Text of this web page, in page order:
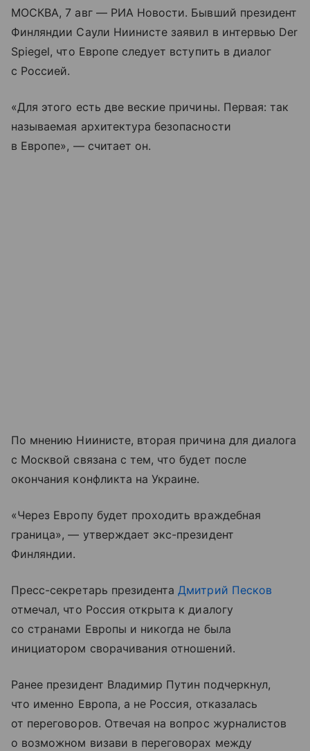
МОСКВА, 7 авг — РИА Новости. Бывший президент
Финляндии Саули Ниинисте заявил в интервью Der
Spiegel, что Европе следует вступить в диалог
с Россией.
«Для этого есть две веские причины. Первая: так
называемая архитектура безопасности
в Европе», — считает он.
По мнению Ниинисте, вторая причина для диалога
с Москвой связана с тем, что будет после
окончания конфликта на Украине.
«Через Европу будет проходить враждебная
граница», — утверждает экс-президент
Финляндии.
Пресс-секретарь президентаДмитрий Песков
отмечал, что Россия открыта к диалогу
со странами Европы и никогда не была
инициатором сворачивания отношений.
Ранее президент Владимир Путин подчеркнул,
что именно Европа, а не Россия, отказалась
от переговоров. Отвечая на вопрос журналистов
о возможном визави в переговорах между